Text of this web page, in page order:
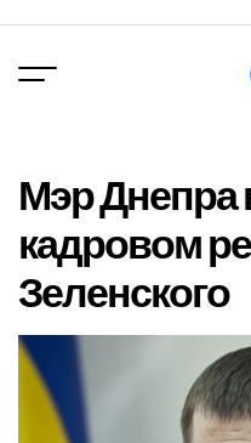
вмісту
Мэр Днепра
кадровом
Зеленского